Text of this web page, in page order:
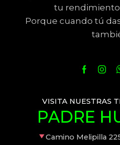
tu rendimiento
Porque cuando tú
VISITA NUESTRAS
PADRE
Camino Melipilla